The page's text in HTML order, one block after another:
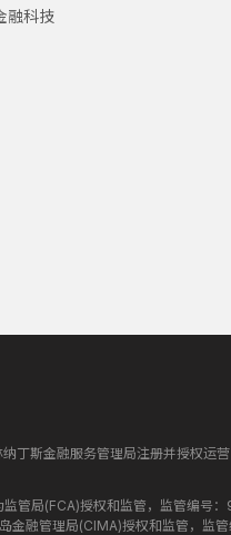
融科技
丁斯金融服务管理局注册并授权运
管局(FCA)授权和监管，监管编号：
融管理局(CIMA)授权和监管，监